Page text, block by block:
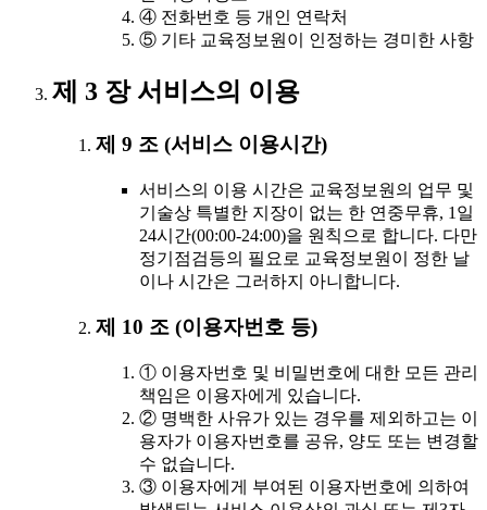
④ 전화번호 등 개인 연락처
⑤ 기타 교육정보원이 인정하는 경미한 사항
제 3 장 서비스의 이용
제 9 조 (서비스 이용시간)
서비스의 이용 시간은 교육정보원의 업무 및
기술상 특별한 지장이 없는 한 연중무휴, 1일
24시간(00:00-24:00)을 원칙으로 합니다. 다만
정기점검등의 필요로 교육정보원이 정한 날
이나 시간은 그러하지 아니합니다.
제 10 조 (이용자번호 등)
① 이용자번호 및 비밀번호에 대한 모든 관리
책임은 이용자에게 있습니다.
② 명백한 사유가 있는 경우를 제외하고는 이
용자가 이용자번호를 공유, 양도 또는 변경할
수 없습니다.
③ 이용자에게 부여된 이용자번호에 의하여